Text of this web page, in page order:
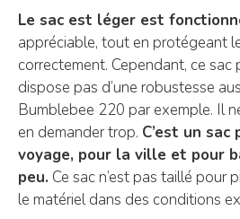
Le sac est léger est
appréciable, tout en protégeant
correctement. Cependant, ce
dispose pas d’une robustesse
Bumblebee 220 par exemple. Il
en demander trop. C’est un
voyage, pour la ville et pour
peu. Ce sac n’est pas taillé pour
le matériel dans des conditions